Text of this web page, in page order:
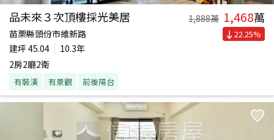
品未來３次頂樓採光美居 1,888萬 1,468萬
苗栗縣頭份市維新路
建坪 45.04
10.3年
2房2廳2衛
有裝潢 有景觀 前後陽台
22.25%